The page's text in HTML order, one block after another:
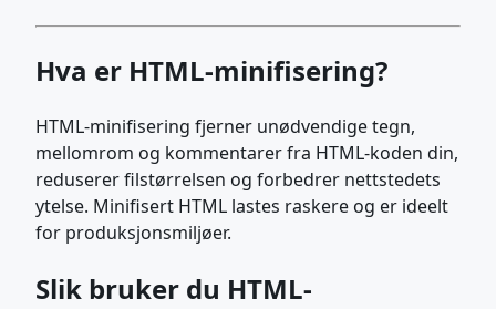
Hva er HTML-minifisering?
HTML-minifisering fjerner unødvendige tegn,
mellomrom og kommentarer fra HTML-koden din,
reduserer filstørrelsen og forbedrer nettstedets
ytelse. Minifisert HTML lastes raskere og er ideelt
for produksjonsmiljøer.
Slik bruker du HTML-